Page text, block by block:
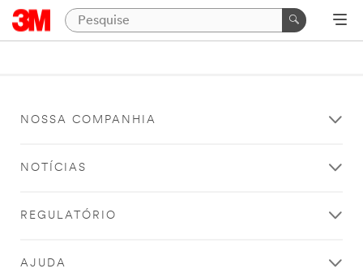
NOSSA COMPANHIA
NOTÍCIAS
REGULATÓRIO
AJUDA